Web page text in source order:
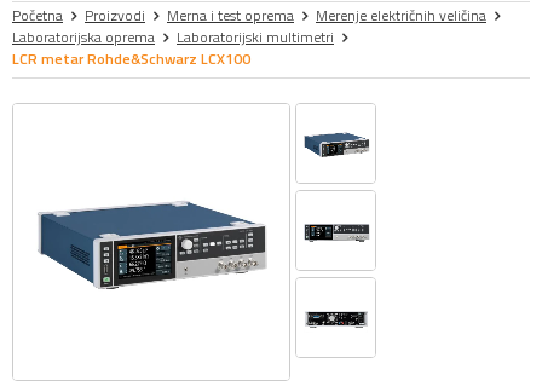
Početna Proizvodi Merna i test oprema
Merenje električnih veličina
Laboratorijska oprema
Laboratorijski multimetri
LCR metar Rohde&Schwarz LCX100